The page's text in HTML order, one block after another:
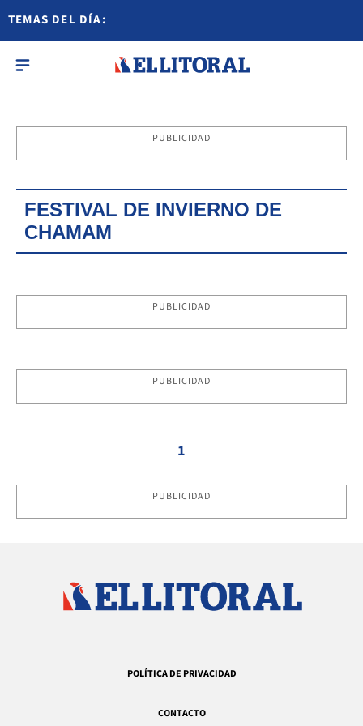
TEMAS DEL DÍA:
PUBLICIDAD
FESTIVAL DE INVIERNO DE
CHAMAM
PUBLICIDAD
PUBLICIDAD
1
PUBLICIDAD
POLÍTICA DE PRIVACIDAD
CONTACTO